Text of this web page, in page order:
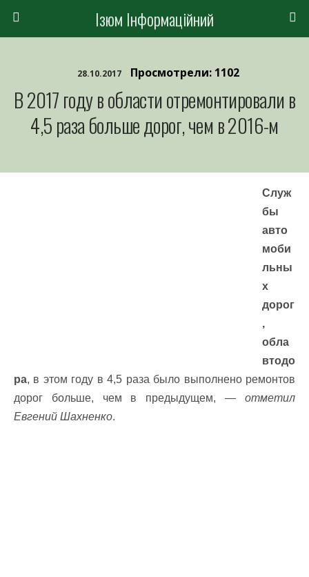
Ізюм Інформаційний
28.10.2017 Просмотрели: 1102
В 2017 году в области отремонтировали в
4,5 раза больше дорог, чем в 2016-м
Служ
бы
авто
моби
льны
х
дорог
,
обла
втодо
ра, в этом году в 4,5 раза было выполнено ремонтов
дорог больше, чем в предыдущем, — отметил
Евгений Шахненко.